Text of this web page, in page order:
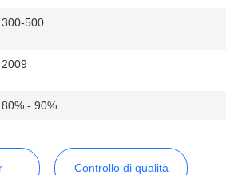
300-500
2009
80% - 90%
Controllo di qualità